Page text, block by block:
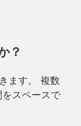
？
ます。 複数
スペースで